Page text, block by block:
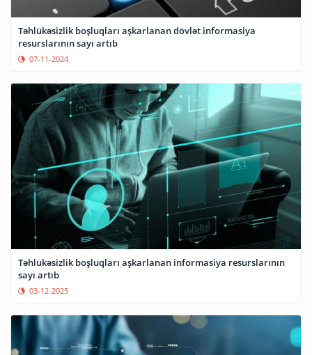
Təhlükəsizlik boşluqları aşkarlanan dövlət informasiya
resurslarının sayı artıb
07-11-2024
Təhlükəsizlik boşluqları aşkarlanan informasiya resurslarının
sayı artıb
03-12-2025